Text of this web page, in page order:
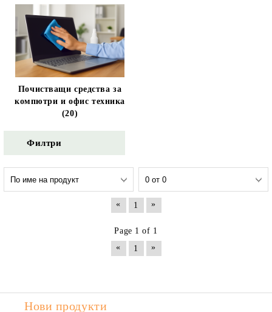
Почистващи средства за
компютри и офис техника
(20)
Филтри
« 1 »
Page 1 of 1
«
1 »
Нови продукти